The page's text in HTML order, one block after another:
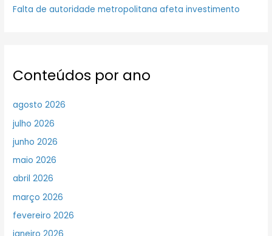
Falta de autoridade metropolitana afeta investimento
Conteúdos por ano
agosto 2026
julho 2026
junho 2026
maio 2026
abril 2026
março 2026
fevereiro 2026